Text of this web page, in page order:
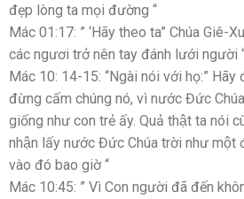
đẹp lòng ta mọi đường “
Mác 01:17: ” ‘Hãy theo ta” Chúa Giê-
các ngươi trở nên tay đánh lưới người
Mác 10: 14-15: “Ngài nói với họ:” Hãy
đừng cấm chúng nó, vì nước Đức
giống như con trẻ ấy. Quả thật ta nói
nhận lấy nước Đức Chúa trời như một
vào đó bao giờ “
Mác 10:45: ” Vì Con người đã đến